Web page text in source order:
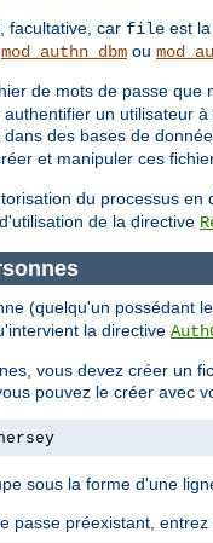
facultative, car file est
mod_authn_dbm ou
de mots de passe que
un utilisateur
des bases de
et manipuler ces
du processus
de la directive
(quelqu'un possédant
la directive
vous devez créer un
pouvez le créer avec
sous la forme d'une
passe préexistant, entrez